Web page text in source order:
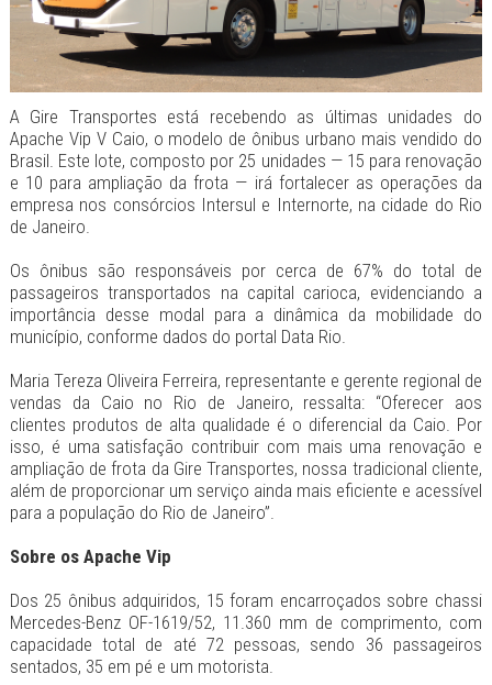
A Gire Transportes está recebendo as últimas unidades do
Apache Vip V Caio, o modelo de ônibus urbano mais vendido do
Brasil. Este lote, composto por 25 unidades — 15 para renovação
e 10 para ampliação da frota — irá fortalecer as operações da
empresa nos consórcios Intersul e Internorte, na cidade do Rio
de Janeiro.
Os ônibus são responsáveis por cerca de 67% do total de
passageiros transportados na capital carioca, evidenciando a
importância desse modal para a dinâmica da mobilidade do
município, conforme dados do portal Data Rio.
Maria Tereza Oliveira Ferreira, representante e gerente regional de
vendas da Caio no Rio de Janeiro, ressalta: “Oferecer aos
clientes produtos de alta qualidade é o diferencial da Caio. Por
isso, é uma satisfação contribuir com mais uma renovação e
ampliação de frota da Gire Transportes, nossa tradicional cliente,
além de proporcionar um serviço ainda mais eficiente e acessível
para a população do Rio de Janeiro”.
Sobre os Apache Vip
Dos 25 ônibus adquiridos, 15 foram encarroçados sobre chassi
Mercedes-Benz OF-1619/52, 11.360 mm de comprimento, com
capacidade total de até 72 pessoas, sendo 36 passageiros
sentados, 35 em pé e um motorista.